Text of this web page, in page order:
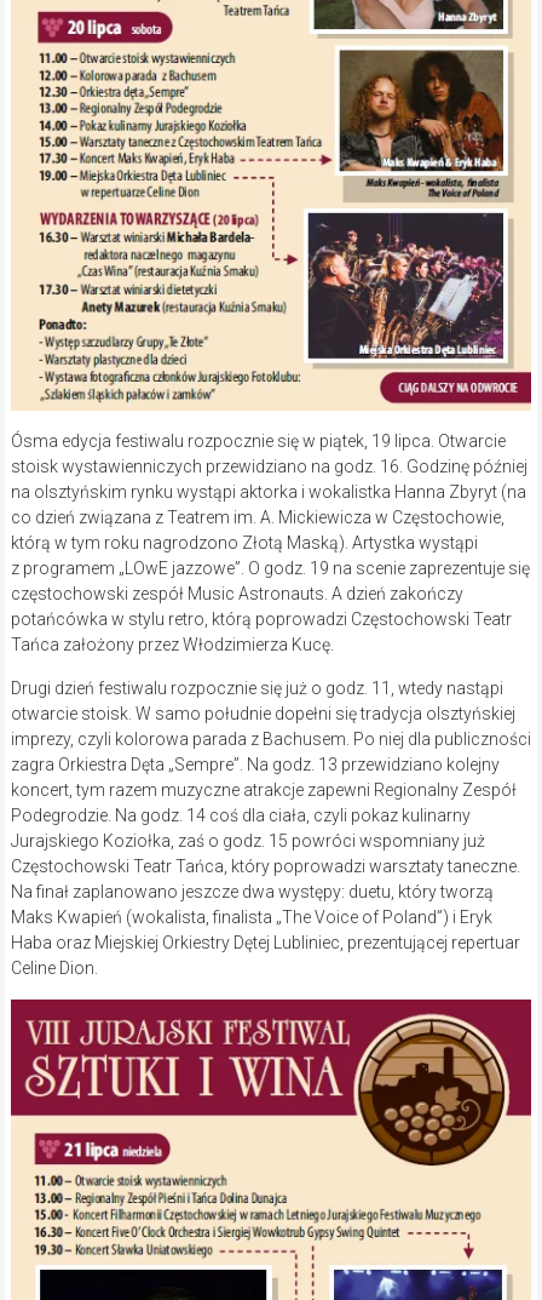
Ósma edycja festiwalu rozpocznie się w piątek, 19 lipca. Otwarcie
stoisk wystawienniczych przewidziano na godz. 16. Godzinę później
na olsztyńskim rynku wystąpi aktorka i wokalistka Hanna Zbyryt (na
co dzień związana z Teatrem im. A. Mickiewicza w Częstochowie,
którą w tym roku nagrodzono Złotą Maską). Artystka wystąpi
z programem „LOwE jazzowe”. O godz. 19 na scenie zaprezentuje się
częstochowski zespół Music Astronauts. A dzień zakończy
potańcówka w stylu retro, którą poprowadzi Częstochowski Teatr
Tańca założony przez Włodzimierza Kucę.
Drugi dzień festiwalu rozpocznie się już o godz. 11, wtedy nastąpi
otwarcie stoisk. W samo południe dopełni się tradycja olsztyńskiej
imprezy, czyli kolorowa parada z Bachusem. Po niej dla publiczności
zagra Orkiestra Dęta „Sempre”. Na godz. 13 przewidziano kolejny
koncert, tym razem muzyczne atrakcje zapewni Regionalny Zespół
Podegrodzie. Na godz. 14 coś dla ciała, czyli pokaz kulinarny
Jurajskiego Koziołka, zaś o godz. 15 powróci wspomniany już
Częstochowski Teatr Tańca, który poprowadzi warsztaty taneczne.
Na finał zaplanowano jeszcze dwa występy: duetu, który tworzą
Maks Kwapień (wokalista, finalista „The Voice of Poland”) i Eryk
Haba oraz Miejskiej Orkiestry Dętej Lubliniec, prezentującej repertuar
Celine Dion.